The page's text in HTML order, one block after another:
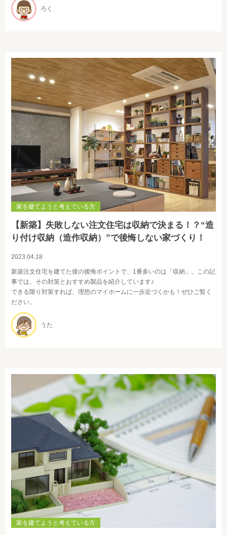
ろく
家を建てようと考えている方
【新築】失敗しない注文住宅は収納で決まる！？“造
り付け収納（造作収納）”で後悔しない家づくり！
2023.04.18
新築注文住宅を建てた後の後悔ポイントで、1番多いのは「収納」。この記
事では、その対策とおすすめ製品を紹介しています♪
できる限り対策すれば、理想のマイホームに一歩近づくかも！ぜひご覧く
ださい。
うた
家を建てようと考えている方